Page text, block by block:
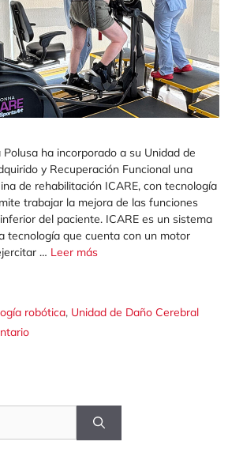
Polusa ha incorporado a su Unidad de
y Recuperación Funcional una
de rehabilitación ICARE, con tecnología
trabajar la mejora de las funciones
del paciente. ICARE es un sistema
tecnología que cuenta con un motor
… Leer más
robótica, Unidad de Daño Cerebral